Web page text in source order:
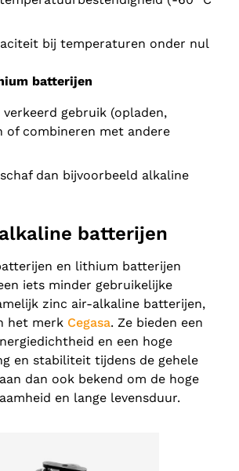
bij temperaturen onder nul
batterijen
gebruik (opladen,
of combineren met andere
dan bijvoorbeeld alkaline
batterijen
en lithium batterijen
iets minder gebruikelijke
zinc air-alkaline batterijen,
het merk Cegasa. Ze bieden een
en een hoge
en stabiliteit tijdens de gehele
dan ook bekend om de hoge
en lange levensduur.